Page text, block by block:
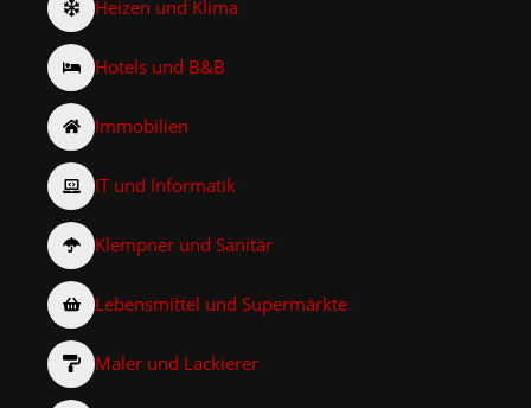
Heizen und Klima
Hotels und B&B
Immobilien
IT und Informatik
Klempner und Sanitär
Lebensmittel und Supermärkte
Maler und Lackierer